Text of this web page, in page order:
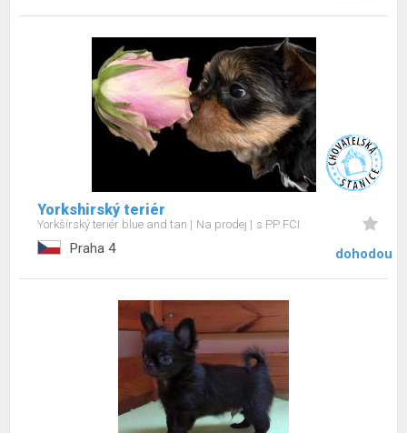
Yorkshirský teriér
Yorkšírský teriér blue and tan Na prodej s PP FCI
Praha 4 dohodou